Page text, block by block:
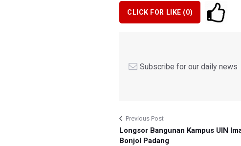
CLICK FOR LIKE (0)
Subscribe for our daily news
Previous Post
Longsor Bangunan Kampus UIN
Bonjol Padang